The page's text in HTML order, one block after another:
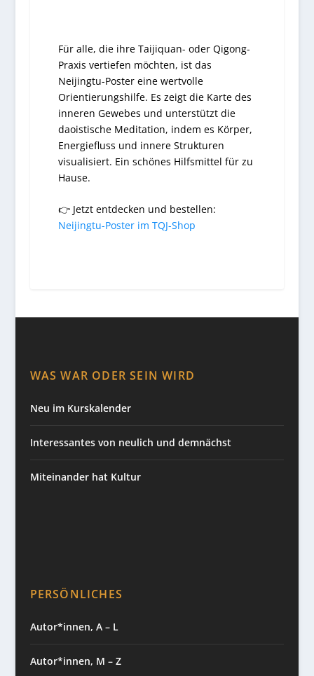
Für alle, die ihre Taijiquan- oder Qigong-
Praxis vertiefen möchten, ist das
Neijingtu-Postereine wertvolle
Orientierungshilfe. Es zeigt die Karte des
inneren Gewebes und unterstützt die
daoistische Meditation, indem es Körper,
Energiefluss und innere Strukturen
visualisiert. Ein schönes Hilfsmittel für zu
Hause.
👉 Jetzt entdecken und bestellen:
Neijingtu-Poster im TQJ-Shop
WAS WAR ODER SEIN WIRD
Neu im Kurskalender
Interessantes von neulich und demnächst
Miteinander hat Kultur
PERSÖNLICHES
Autor*innen, A – L
Autor*innen, M – Z